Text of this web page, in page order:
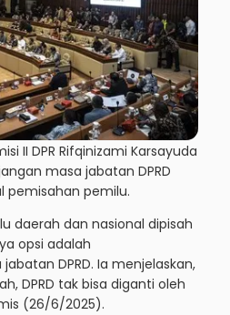
II DPR Rifqinizami Karsayuda
masa jabatan DPRD
pemisahan pemilu.
daerah dan nasional dipisah
opsi adalah
DPRD. Ia menjelaskan,
DPRD tak bisa diganti oleh
(26/6/2025).